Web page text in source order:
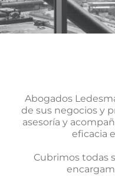
Abogados
de sus negocios y
asesoría y
eficacia
Cubrimos todas